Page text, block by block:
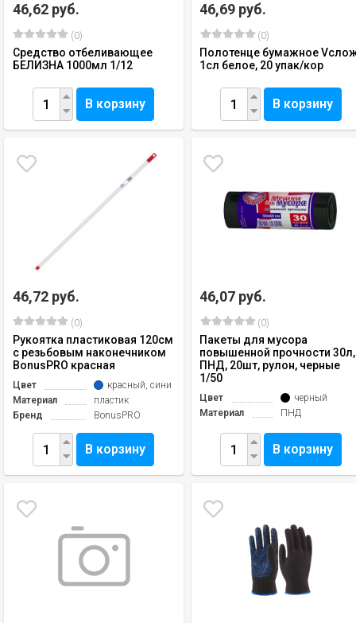
46,62 руб.
(0)
Средство отбеливающее
БЕЛИЗНА 1000мл 1/12
В корзину
46,69 руб.
(0)
Полотенце бумажное
1сл белое, 20 упак/кор
В корзину
46,72 руб.
(0)
Рукоятка пластиковая 120см
с резьбовым наконечником
BonusPRO красная
Цвет
красный, синий
Материал
пластик
Бренд
BonusPRO
В корзину
46,07 руб.
(0)
Пакеты для мусора
повышенной прочности 30л,
ПНД, 20шт, рулон, черные
1/50
Цвет
черный
Материал
ПНД
В корзину